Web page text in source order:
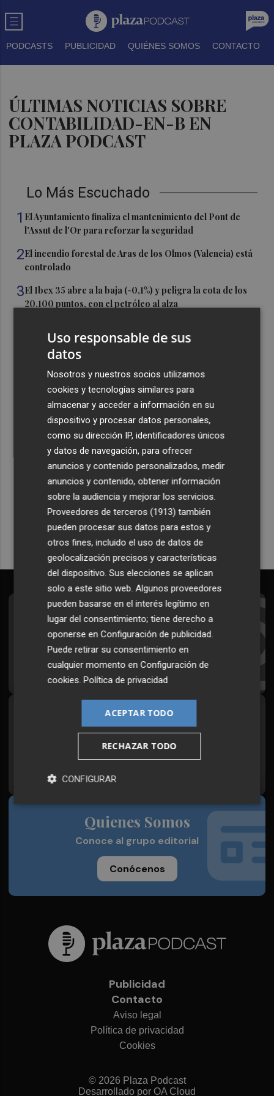
PODCASTS PUBLICIDAD QUIÉNES SOMOS CONTACTO
ÚLTIMAS NOTICIAS SOBRE
CONTABILIDAD-EN-B EN
PLAZA PODCAST
Lo Más Escuchado
1 El Ayuntamiento finaliza el mantenimiento del Pont de
l'Assut de l'Or para reforzar la seguridad
2El incendio forestal de Aras de los Olmos (Valencia) está
controlado
3El Ibex 35 abre a la baja (-0,1%) y peligra la cota de los
20.100 puntos, con el petróleo al alza
sobre la perla argentina Tiziano Perrotta
que irán con sus selecciones en las ventanas FIBA
Recibe toda la actualidad de
Plaza Podcast en tu correo
Quiero suscribirme
Suscríbete al Boletín
Todos los días a primera hora en tu email
¡Quiero suscribirme!
Síguenos en redes
Quienes Somos
Conoce al grupo editorial
Conócenos
Publicidad
Contacto
Aviso legal
Política de privacidad
Cookies
© 2026 Plaza Podcast
Desarrollado por OA Cloud
Uso responsable de sus
datos
Nosotros y nuestros socios utilizamos
cookies y tecnologías similares para
almacenar y acceder a información en su
dispositivo y procesar datos personales,
como su dirección IP, identificadores únicos
y datos de navegación, para ofrecer
anuncios y contenido personalizados, medir
anuncios y contenido, obtener información
sobre la audiencia y mejorar los servicios.
Proveedores de terceros (1913) también
pueden procesar sus datos para estos y
otros fines, incluido el uso de datos de
geolocalización precisos y características
del dispositivo. Sus elecciones se aplican
solo a este sitio web. Algunos proveedores
pueden basarse en el interés legítimo en
lugar del consentimiento; tiene derecho a
oponerse enConfiguración de publicidad
Puede retirar su consentimiento en
cualquier momento enConfiguración de
cookies .Política de privacidad
ACEPTAR TODO
RECHAZAR TODO
CONFIGURAR